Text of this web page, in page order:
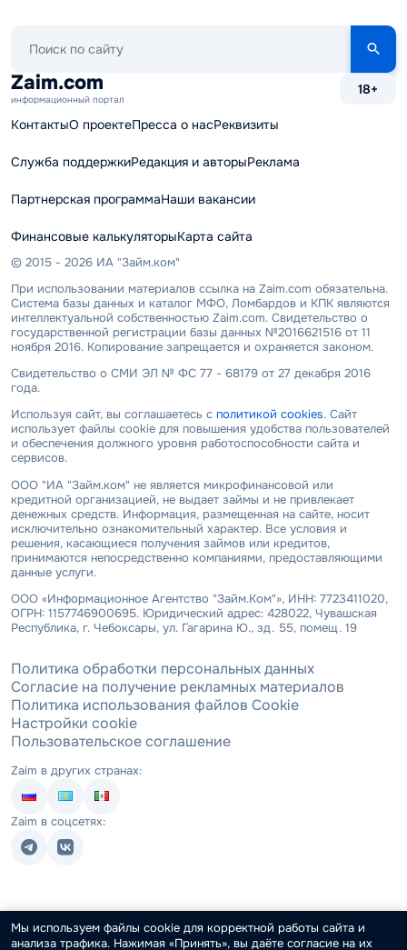
сайту
Zaim.com
информационный портал
18+
КонтактыО проектеПресса о насРеквизиты
Служба поддержкиРедакция и авторыРеклама
Партнерская программаНаши вакансии
Финансовые калькуляторыКарта сайта
© 2015 - 2026 ИА "Займ.ком"
При использовании материалов ссылка на Zaim.com обязательна.
Система базы данных и каталог МФО, Ломбардов и КПК являются
интеллектуальной собственностью Zaim.com. Свидетельство о
государственной регистрации базы данных №2016621516 от 11
ноября 2016. Копирование запрещается и охраняется законом.
Свидетельство о СМИ ЭЛ № ФС 77 - 68179 от 27 декабря 2016
года.
Используя сайт, вы соглашаетесь с политикой cookies. Сайт
использует файлы cookie для повышения удобства пользователей
и обеспечения должного уровня работоспособности сайта и
сервисов.
ООО "ИА "Займ.ком" не является микрофинансовой или
кредитной организацией, не выдает займы и не привлекает
денежных средств. Информация, размещенная на сайте, носит
исключительно ознакомительный характер. Все условия и
решения, касающиеся получения займов или кредитов,
принимаются непосредственно компаниями, предоставляющими
данные услуги.
ООО «Информационное Агентство "Займ.Ком"», ИНН: 7723411020,
ОГРН: 1157746900695. Юридический адрес: 428022, Чувашская
Республика, г. Чебоксары, ул. Гагарина Ю., зд. 55, помещ. 19
Политика обработки персональных данных
Согласие на получение рекламных материалов
Политика использования файлов Cookie
Настройки cookie
Пользовательское соглашение
Zaim в других странах:
Zaim в соцсетях:
Мы используем файлы cookie для корректной работы сайта и
анализа трафика. Нажимая «Принять», вы даёте согласие на их